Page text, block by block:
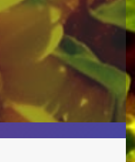
1995р. Папір, пастель, 41х61